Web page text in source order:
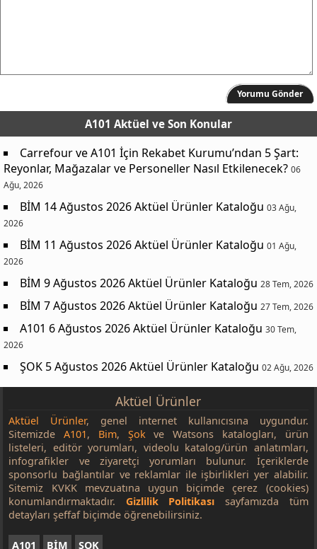
Yorumu Gönder
A101 Aktüel ve Son Konular
Carrefour ve A101 İçin Rekabet Kurumu’ndan 5 Şart:
Reyonlar, Mağazalar ve Personeller Nasıl Etkilenecek? 06
Ağu, 2026
BİM 14 Ağustos 2026 Aktüel Ürünler Kataloğu 03 Ağu,
2026
BİM 11 Ağustos 2026 Aktüel Ürünler Kataloğu 01 Ağu,
2026
BİM 9 Ağustos 2026 Aktüel Ürünler Kataloğu 28 Tem, 2026
BİM 7 Ağustos 2026 Aktüel Ürünler Kataloğu 27 Tem, 2026
A101 6 Ağustos 2026 Aktüel Ürünler Kataloğu 30 Tem,
2026
ŞOK 5 Ağustos 2026 Aktüel Ürünler Kataloğu 02 Ağu, 2026
Aktüel Ürünler
Aktüel Ürünler, genel internet kullanıcısına uygundur.
SitemizdeA101, Bim, Şokve Watsons katalogları, ürün
listeleri, editör yorumları, videolu katalog/ürün anlatımları,
infografikler ve ziyaretçi yorumları bulunur. İçeriklerde
sponsorlu bağlantılar ve reklamlar ile işbirlikleri yer alabilir.
Sitemiz KVKK mevzuatına uygun biçimde çerez (cookies)
konumlandırmaktadır. Gizlilik Politikası sayfamızda tüm
detayları şeffaf biçimde öğrenebilirsiniz.
A101 BİM ŞOK